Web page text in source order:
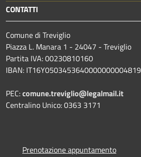
CONTATTI
Comune di Treviglio
Piazza L. Manara 1 - 24047 - Treviglio
Partita IVA: 00230810160
IBAN: IT16Y0503453640000000004819
PEC:comune.treviglio@legalmail.it
Centralino Unico: 0363 3171
Prenotazione appuntamento